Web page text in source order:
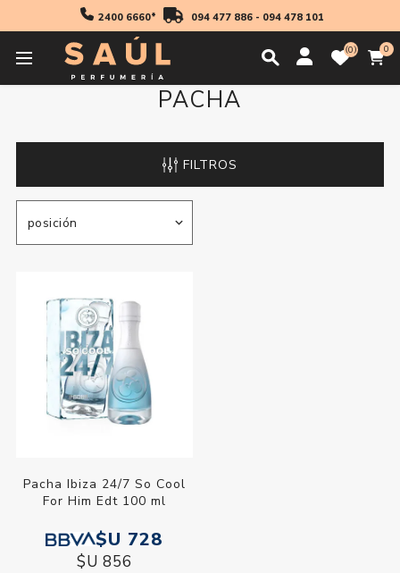
2400 6660* 094 477 886- 094 478 101
0 0
PACHA
FILTROS
Pacha Ibiza 24/7 So Cool
For Him Edt 100 ml
$U 728
$U 856